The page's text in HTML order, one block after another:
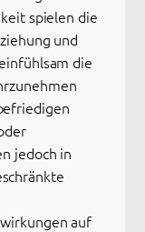
spielen die
und
die
jedoch in
auf